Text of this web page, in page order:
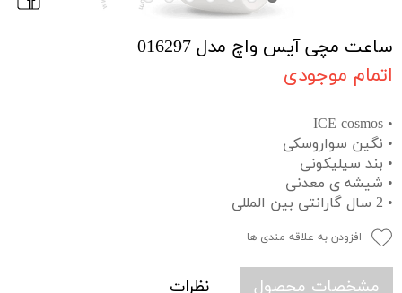
ساعت مچی آیس واچ مدل 016297
اتمام موجودی
• ICE cosmos
• نگین سواروسکی
• بند سیلیکونی
• شیشه ی معدنی
• 2 سال گارانتی بین المللی
افزودن به علاقه مندی ها
مشخصات محصول نظرات